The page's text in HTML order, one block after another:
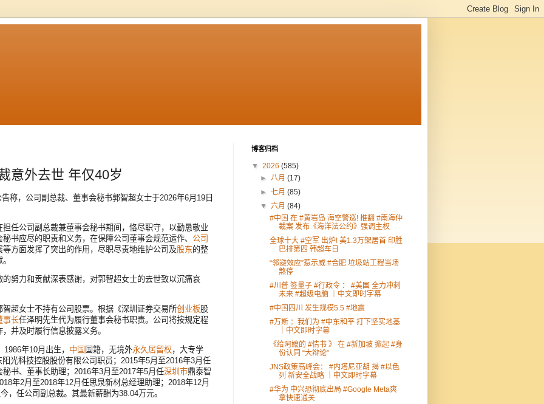
意外去世 年仅40岁
称，公司副总裁、董事会秘书郭智超女士于2026年6月19日
任公司副总裁兼董事会秘书期间，恪尽职守，以勤恳敬业
书应尽的职责和义务，在保障公司董事会规范运作、 公司
方面发挥了突出的作用，尽职尽责地维护公司及股东的整
努力和贡献深表感谢，对郭智超女士的去世致以沉痛哀
超女士不持有公司股票。根据《深圳证券交易所创业板股
事长任泽明先生代为履行董事会秘书职责。公司将按规定程
并及时履行信息披露义务。
年10月出生， 中国 国籍，无境外永久居留权，大专学
光科技控股股份有限公司职员；2015年5月至2016年3月任
书、董事长助理；2016年3月至2017年5月任深圳市鼎泰智
年2月至2018年12月任思泉新材总经理助理；2018年12月
，任公司副总裁。其最新薪酬为38.04万元。
博客归档
▼ 2026 (585)
►八月(17)
►七月(85)
▼六月(84)
#中国 在 #黄岩岛 海空警巡! 推翻 #南海仲
裁案 发布《海洋法公约》强调主权
全球十大 #空军 出炉! 美1.3万架居首 印胜
巴排第四 韩超车日
“邻避效应”惹示威 #合肥 垃圾站工程当场
煞停
#川普 签量子 #行政令 ： #美国 全力冲刺
未来 #超级电脑 ｜中文即时字幕
#中国四川 发生规模5.5 #地震
#万斯 ：我们为 #中东和平 打下坚实地基
｜中文即时字幕
《给阿嬷的 #情书 》 在 #新加坡 掀起 #身
份认同 “大辩论”
JNS政策高峰会： #内塔尼亚胡 揭 #以色
列 新安全战略 ｜中文即时字幕
#华为 中兴恐彻底出局 #Google Meta爽
拿快速通关